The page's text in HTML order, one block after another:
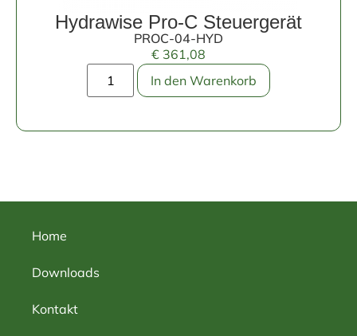
Hydrawise Pro-C Steuergerät
PROC-04-HYD
€ 361,08
In den Warenkorb
Home
Downloads
Kontakt